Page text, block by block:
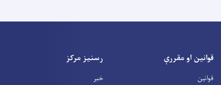
قوانین او مقررې
قوانین
رسنیز مرکز
خبر